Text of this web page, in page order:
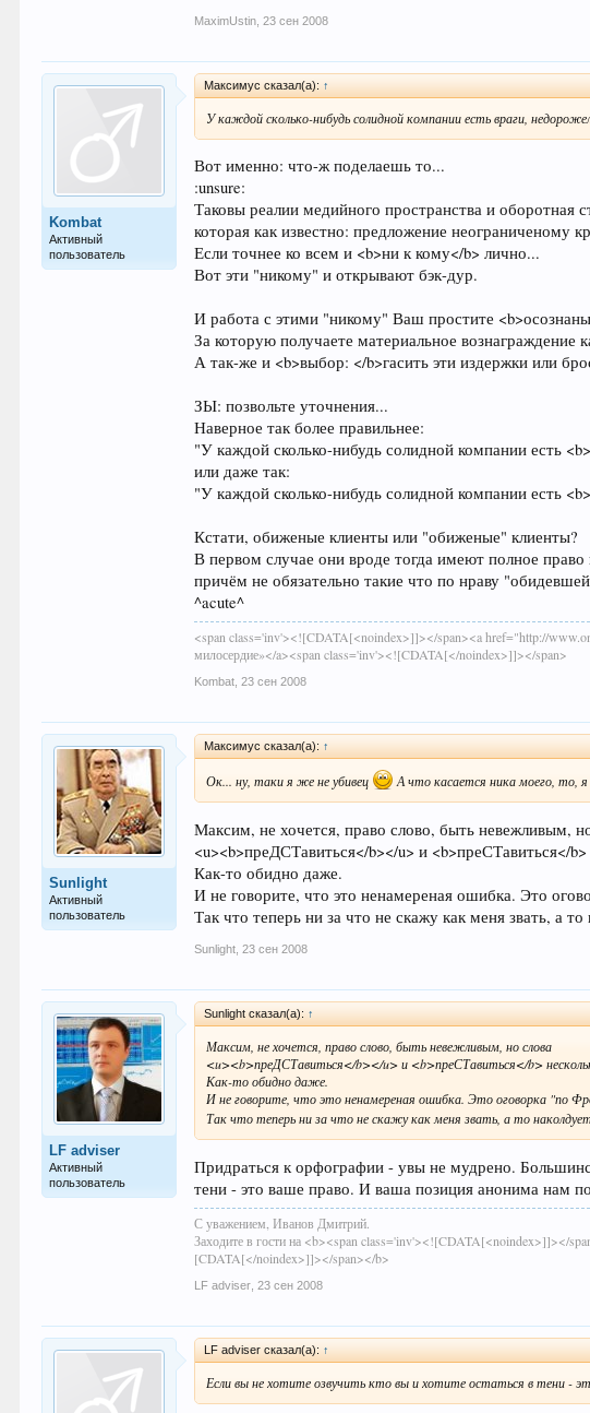
MaximUstin 23 сен 2008
Kombat
Активный
пользователь
Максимус сказал(а): ↑
У каждой сколько-нибудь солидной компании есть враги,
Вот именно: что-ж поделаешь то...
:unsure:
Таковы реалии медийного пространства и оборотная
которая как известно: предложение неограниченому
Если точнее ко всем и <b>ни к кому</b> лично...
Вот эти "никому" и открывают бэк-дур.
И работа с этими "никому" Ваш простите
За которую получаете материальное
А так-же и <b>выбор: </b>гасить эти издержки или
ЗЫ: позвольте уточнения...
Наверное так более правильнее:
"У каждой сколько-нибудь солидной компании есть
или даже так:
"У каждой сколько-нибудь солидной компании есть
Кстати, обиженые клиенты или "обиженые" клиенты?
В первом случае они вроде тогда имеют полное право
причём не обязательно такие что по нраву
^acute^
<span class='inv'><![CDATA[<noindex>]]></span><a href="http://
милосердие»</a><span class='inv'><![CDATA[</noindex>]]></span>
Kombat 23 сен 2008
Sunlight
Активный
пользователь
Максимус сказал(а): ↑
Ок... ну, таки я же не убивец А что касается ника моего, то,
Максим, не хочется, право слово, быть невежливым,
<u><b>преДСТавиться</b></u> и <b>преСТавиться</
Как-то обидно даже.
И не говорите, что это ненамереная ошибка. Это
Так что теперь ни за что не скажу как меня звать, а то
Sunlight 23 сен 2008
LF adviser
Активный
пользователь
Sunlight сказал(а): ↑
Максим, не хочется, право слово, быть невежливым, но слова
<u><b>преДСТавиться</b></u> и <b>преСТавиться</b>
Как-то обидно даже.
И не говорите, что это ненамереная ошибка. Это оговорка "по
Так что теперь ни за что не скажу как меня звать, а то
Придраться к орфографии - увы не мудрено.
тени - это ваше право. И ваша позиция анонима нам
С уважением, Иванов Дмитрий.
Заходите в гости на <b><span class='inv'><![CDATA[<noindex>]]></
[CDATA[</noindex>]]></span></b>
LF adviser 23 сен 2008
LF adviser сказал(а): ↑
Если вы не хотите озвучить кто вы и хотите остаться в тени -